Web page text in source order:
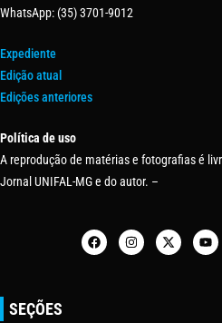
WhatsApp: (35) 3701-9012
Expediente
Edição atual
Edições anteriores
Política de uso
A reprodução de matérias e fotografias é
Jornal UNIFAL-MG e do autor. –
SEÇÕES